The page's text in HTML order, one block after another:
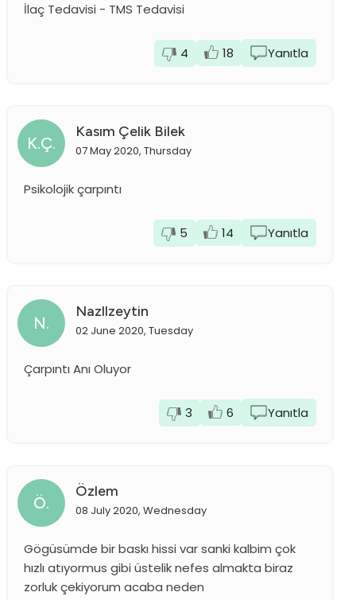
İlaç Tedavisi - TMS Tedavisi
4 18 Yanıtla
K.Ç.
Kasım Çelik Bilek
07 May 2020, Thursday
Psikolojik çarpıntı
5 14 Yanıtla
N.
Nazllzeytin
02 June 2020, Tuesday
Çarpıntı Anı Oluyor
3 6 Yanıtla
Ö.
Özlem
08 July 2020, Wednesday
Gögüsümde bir baskı hissi var sanki kalbim çok
hızlı atıyormus gibi üstelik nefes almakta biraz
zorluk çekiyorum acaba neden